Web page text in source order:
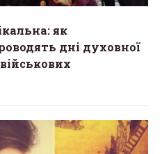
як
дні духовної